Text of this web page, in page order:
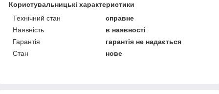
Користувальницькі характеристики
Технічний стан
справне
Наявність
в наявності
Гарантія
гарантія не надається
Стан
нове